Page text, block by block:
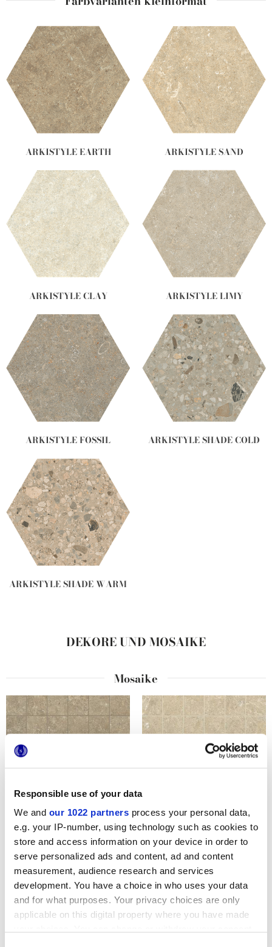
Responsible use of your data
We and our 1022 partners process your personal data,
e.g. your IP-number, using technology such as cookies to
store and access information on your device in order to
serve personalized ads and content, ad and content
measurement, audience research and services
development. You have a choice in who uses your data
and for what purposes. Your privacy choices are only
applicable on this digital property where you have made
ARKISTYLE EARTH ARKISTYLE SAND
ARKISTYLE CLAY ARKISTYLE LIMY
ARKISTYLE FOSSIL ARKISTYLE SHADE COLD
ARKISTYLE SHADE WARM
DEKORE UND MOSAIKE
Mosaike
ARKISTYLE EARTH
TESSERE
ARKISTYLE SAND TESSERE